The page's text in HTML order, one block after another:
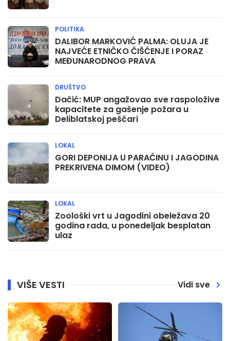
DALIBOR MARKOVIĆ PALMA: OLUJA JE
NAJVEĆE ETNIČKO ČIŠĆENJE I PORAZ
MEĐUNARODNOG PRAVA
POLITIKA
Dačić: MUP angažovao sve raspoložive
kapacitete za gašenje požara u
Deliblatskoj peščari
DRUŠTVO
GORI DEPONIJA U PARAĆINU I JAGODINA
PREKRIVENA DIMOM (VIDEO)
LOKAL
Zoološki vrt u Jagodini obeležava 20
godina rada, u ponedeljak besplatan
ulaz
LOKAL
VIŠE VESTI Vidi sve